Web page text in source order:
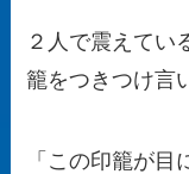
２人で震えてい
籠をつきつけ言
「この印籠が目